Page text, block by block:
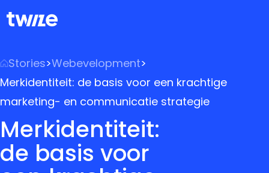
Stories>Webevelopment>
Merkidentiteit: de basis voor een krachtige
marketing- en communicatie strategie
Merkidentiteit:
de basis voor